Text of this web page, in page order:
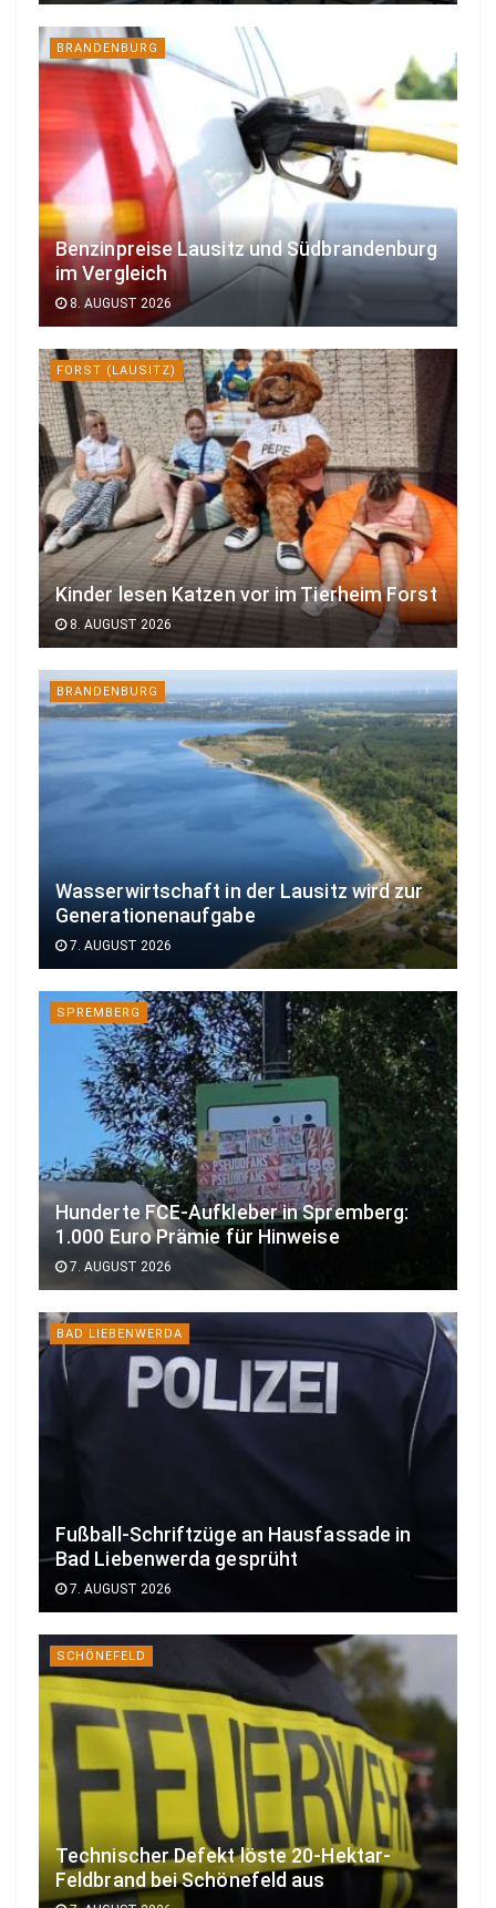
BRANDENBURG
Benzinpreise Lausitz und Südbrandenburg
im Vergleich
8. AUGUST 2026
FORST (LAUSITZ)
Kinder lesen Katzen vor im Tierheim Forst
8. AUGUST 2026
BRANDENBURG
Wasserwirtschaft in der Lausitz wird zur
Generationenaufgabe
7. AUGUST 2026
SPREMBERG
Hunderte FCE-Aufkleber in Spremberg:
1.000 Euro Prämie für Hinweise
7. AUGUST 2026
BAD LIEBENWERDA
Fußball-Schriftzüge an Hausfassade in
Bad Liebenwerda gesprüht
7. AUGUST 2026
SCHÖNEFELD
Technischer Defekt löste 20-Hektar-
Feldbrand bei Schönefeld aus